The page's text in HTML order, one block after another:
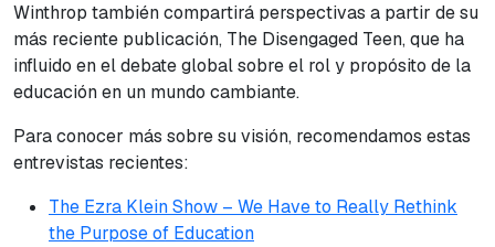
Winthrop también compartirá perspectivas a partir de su
más reciente publicación, The Disengaged Teen, que ha
influido en el debate global sobre el rol y propósito de la
educación en un mundo cambiante.
Para conocer más sobre su visión, recomendamos estas
entrevistas recientes:
The Ezra Klein Show – We Have to Really Rethink
the Purpose of Education